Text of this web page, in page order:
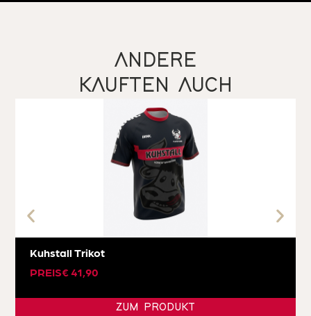
ANDERE
KAUFTEN AUCH
Kuhstall Trikot
PREIS€41,90
ZUM PRODUKT